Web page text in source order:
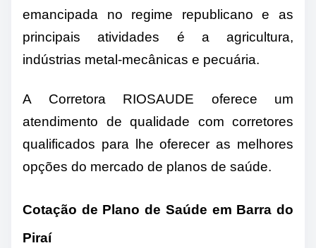
emancipada no regime republicano e as
principais atividades é a agricultura,
indústrias metal-mecânicas e pecuária.
A Corretora RIOSAUDE oferece um
atendimento de qualidade com corretores
qualificados para lhe oferecer as melhores
opções do mercado de planos de saúde.
Cotação de Plano de Saúde em Barra do
Piraí